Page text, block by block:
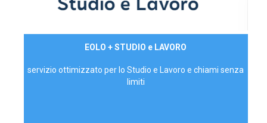
EOLO + STUDIO e LAVORO
servizio ottimizzato per lo Studio e Lavoro e chiami senza
limiti